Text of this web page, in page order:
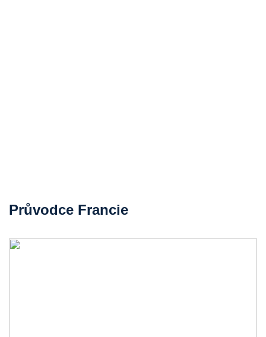
Průvodce Francie